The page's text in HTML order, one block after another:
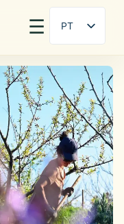
☰
PT